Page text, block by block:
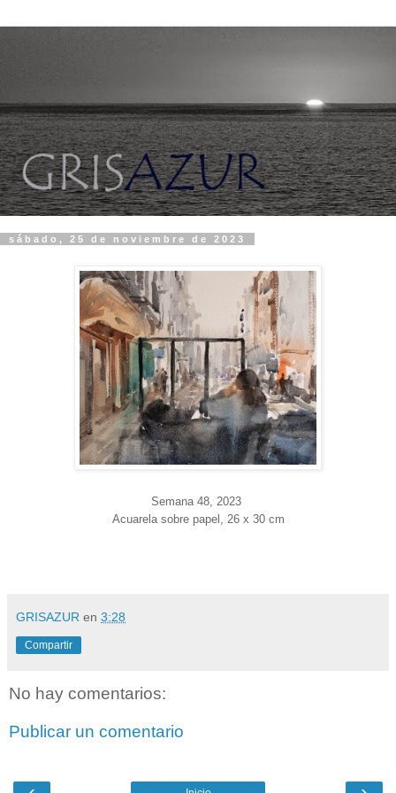
sábado, 25 de noviembre de 2023
Semana 48 , 2023
Acuarela sobre papel, 26 x 30 cm
GRISAZUR en 3:28
Compartir
No hay comentarios:
Publicar un comentario